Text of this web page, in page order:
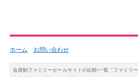
ホーム お問い合わせ
会員制ファミリーセールサイトの比較/一覧「ファミリ